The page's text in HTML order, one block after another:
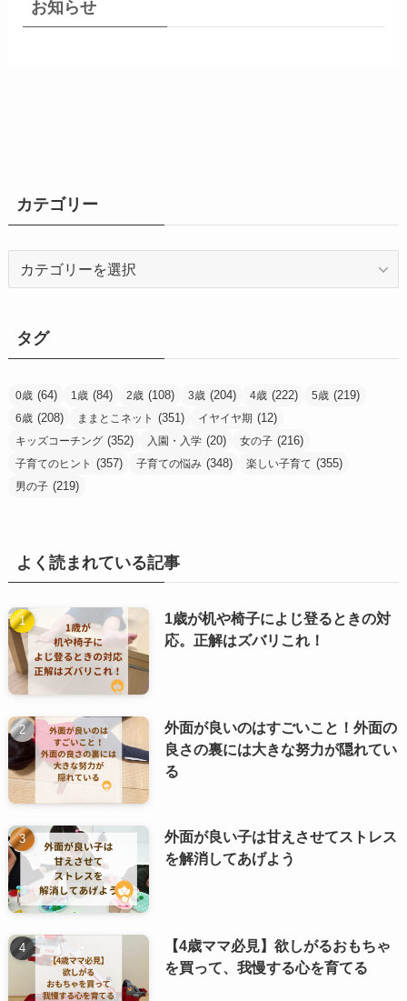
お知らせ
カテゴリー
ー
タグ
0歳 (64) 1歳 (84) 2歳 (108) 3歳 (204) 4歳 (222) 5歳 (219)
6歳 (208) ままとこネット (351) イヤイヤ期 (12)
キッズコーチング (352) 入園・入学 (20) 女の子 (216)
子育てのヒント (357) 子育ての悩み (348) 楽しい子育て (355)
男の子 (219)
よく読まれている記事
1歳が机や椅子によじ登るときの対
応。正解はズバリこれ！
外面が良いのはすごいこと！外面の
良さの裏には大きな努力が隠れてい
る
外面が良い子は甘えさせてストレス
を解消してあげよう
【4歳ママ必見】欲しがるおもちゃ
を買って、我慢する心を育てる